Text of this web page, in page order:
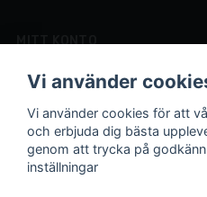
MITT KONTO
Logga in
Registrera dig
Glömt lösenord?
Vi använder
Vi använder cookies för att
och erbjuda dig bästa
genom att trycka på
inställningar